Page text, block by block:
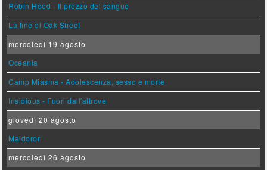
Robin Hood - Il prezzo del sangue
La fine di Oak Street
mercoledì 19 agosto
Oceania
Camp Miasma - Adolescenza, sesso e morte
Insidious - Fuori dall'altrove
giovedì 20 agosto
Maldoror
mercoledì 26 agosto